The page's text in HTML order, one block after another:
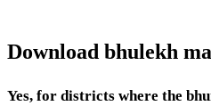
Download bhulekh
Yes, for districts where the